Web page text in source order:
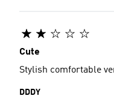
Cute
Stylish comfortable
DDDY